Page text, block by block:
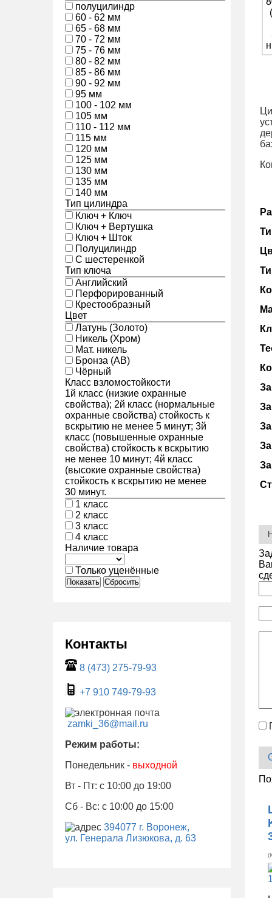
полуцилиндр
60 - 62 мм
65 - 68 мм
70 - 72 мм
75 - 76 мм
80 - 82 мм
85 - 86 мм
90 - 92 мм
95 мм
100 - 102 мм
105 мм
110 - 112 мм
115 мм
120 мм
125 мм
130 мм
135 мм
140 мм
Тип цилиндра
Ключ + Ключ
Ключ + Вертушка
Ключ + Шток
Полуцилиндр
С шестеренкой
Тип ключа
Английский
Перфорированный
Крестообразный
Цвет
Латунь (Золото)
Никель (Хром)
Мат. никель
Бронза (АВ)
Чёрный
Класс взломостойкости
1й класс (низкие охранные
свойства); 2й класс (нормальные
охранные свойства) стойкость к
вскрытию не менее 5 минут; 3й
класс (повышенные охранные
свойства) стойкость к вскрытию
не менее 10 минут; 4й класс
(высокие охранные свойства)
стойкость к вскрытию не менее
30 минут.
1 класс
2 класс
3 класс
4 класс
Наличие товара
Только уценённые
Показать Сбросить
Контакты
8 (473) 275-79-93
+7 910 749-79-93
zamki_36@mail.ru
Режим работы:
Понедельник - выходной
Вт - Пт: с 10:00 до 19:00
Сб - Вс: с 10:00 до 15:00
394077 г. Воронеж,
ул. Генерала Лизюкова, д. 63